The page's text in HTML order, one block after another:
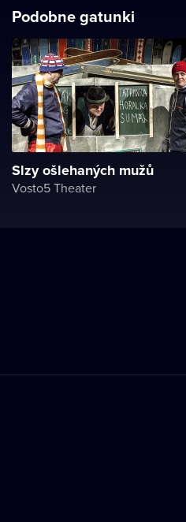
Podobne gatunki
Slzy ošlehaných mužů
Vosto5 Theater